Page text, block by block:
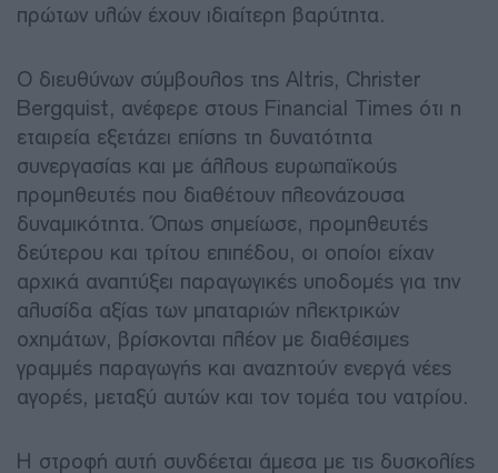
πρώτων υλών έχουν ιδιαίτερη βαρύτητα.
Ο διευθύνων σύμβουλος της Altris, Christer
Bergquist, ανέφερε στους Financial Times ότι η
εταιρεία εξετάζει επίσης τη δυνατότητα
συνεργασίας και με άλλους ευρωπαϊκούς
προμηθευτές που διαθέτουν πλεονάζουσα
δυναμικότητα. Όπως σημείωσε, προμηθευτές
δεύτερου και τρίτου επιπέδου, οι οποίοι είχαν
αρχικά αναπτύξει παραγωγικές υποδομές για την
αλυσίδα αξίας των μπαταριών ηλεκτρικών
οχημάτων, βρίσκονται πλέον με διαθέσιμες
γραμμές παραγωγής και αναζητούν ενεργά νέες
αγορές, μεταξύ αυτών και τον τομέα του νατρίου.
Η στροφή αυτή συνδέεται άμεσα με τις δυσκολίες